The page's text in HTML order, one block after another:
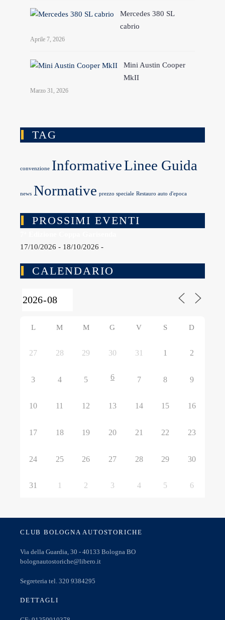
Mercedes 380 SL
cabrio
Aprile 7, 2026
Mini Austin Cooper
MkII
Marzo 31, 2026
TAG
convenzione InformativeLinee Guida
news Normative prezzo speciale Restauro auto d'epoca
PROSSIMI EVENTI
17/10/2026 - 18/10/2026 -
CALENDARIO
L M M G V S D
27 28 29 30 31 1 2
3 4 5 6 7 8 9
10 11 12 13 14 15 16
17 18 19 20 21 22 23
24 25 26 27 28 29 30
31 1 2 3 4 5 6
CLUB BOLOGNA AUTOSTORICHE
Via della Guardia, 30 - 40133 Bologna BO
bolognautostoriche@libero.it
Segreteria tel. 320 9384295
DETTAGLI